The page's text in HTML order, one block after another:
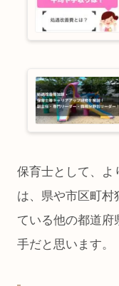
保育士として、よ
は、県や市区町村
ている他の都道府
手だと思います。